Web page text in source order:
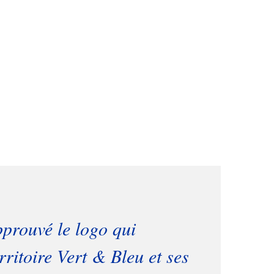
le logo qui
Vert & Bleu et ses
et leur implication,